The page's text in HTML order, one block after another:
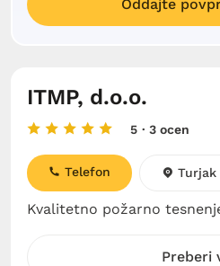
Oddajte
ITMP, d.o.o.
5 · 3 ocen
Kvalitetno požarno
Telefon Turjak
Preberi